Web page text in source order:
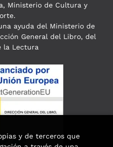
Ministerio de Cultura y
ayuda del Ministerio de
General del Libro, del
la Lectura
y de terceros que